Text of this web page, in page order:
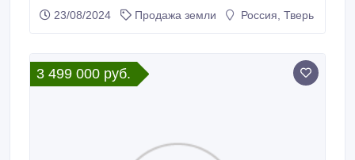
площадью 57, 2535 га (41.9293 Га, 7.0 Га, 8.3242
Категория земель – земли населенных пунктов.
23/08/2024 Продажа земли Россия, Тверь
3 499 000 руб.